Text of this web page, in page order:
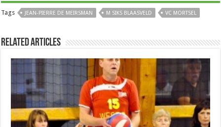
Tags JEAN-PIERRE DE MEIRSMAN M SIKS BLAASVELD VC MORTSEL
Related Articles